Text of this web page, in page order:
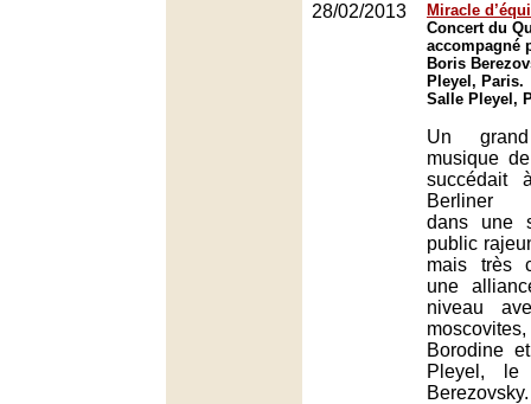
28/02/2013
Miracle
Concert du
accompagné
Boris
Pleyel, Paris.
Salle Pleyel,
Un
musique
succédait
Berliner
dans une
public
mais très
une
niveau
Borodine
Pleyel, le
Berezovsky.